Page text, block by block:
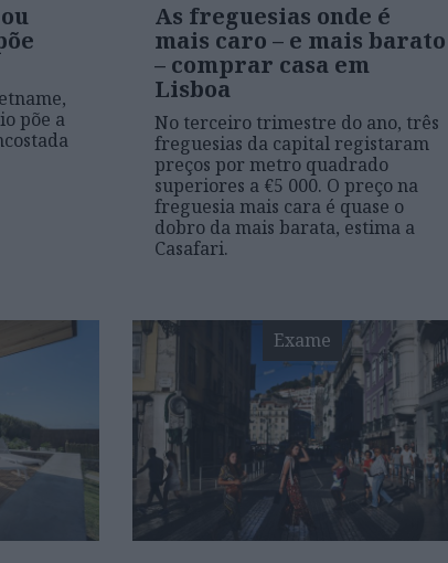
põe a
As freguesias onde é
mais caro – e mais barato
– comprar casa em
Lisboa
No terceiro trimestre do ano, três
freguesias da capital registaram
preços por metro quadrado
superiores a €5 000. O preço na
freguesia mais cara é quase o
dobro da mais barata, estima a
Casafari.
Exame